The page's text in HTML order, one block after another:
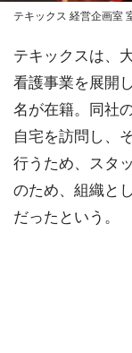
テキックス 経営企画室
テキックスは、
看護事業を展開
名が在籍。同社
自宅を訪問し、
行うため、スタ
のため、組織と
だったという。